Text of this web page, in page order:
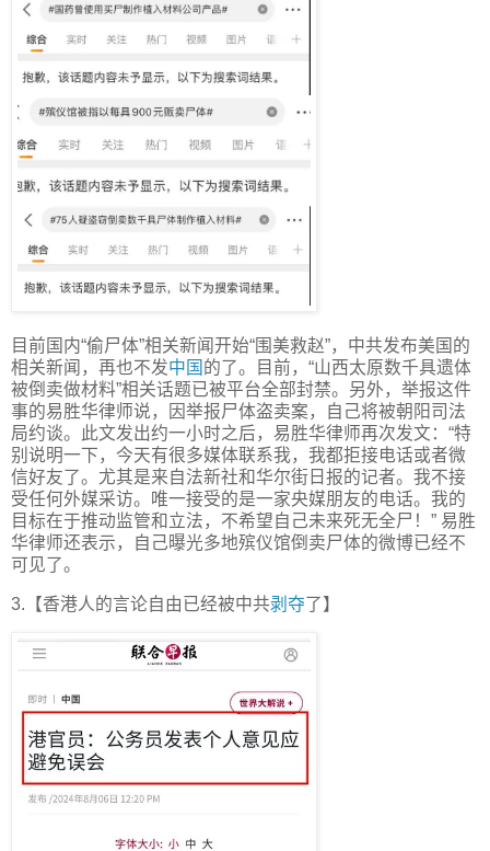
目前国内“偷尸体”相关新闻开始“围美救赵”，中共发布美国的
相关新闻，再也不发中国 的了。目前，“山西太原数千具遗体
被倒卖做材料”相关话题已被平台全部封禁。另外，举报这件
事的易胜华律师说，因举报尸体盗卖案，自己将被朝阳司法
局约谈。此文发出约一小时之后，易胜华律师再次发文：“特
别说明一下，今天有很多媒体联系我，我都拒接电话或者微
信好友了。尤其是来自法新社和华尔街日报的记者。我不接
受任何外媒采访。唯一接受的是一家央媒朋友的电话。我的
目标在于推动监管和立法，不希望自己未来死无全尸！” 易胜
华律师还表示，自己曝光多地殡仪馆倒卖尸体的微博已经不
可见了。
3.【香港人的言论自由已经被中共剥夺了】